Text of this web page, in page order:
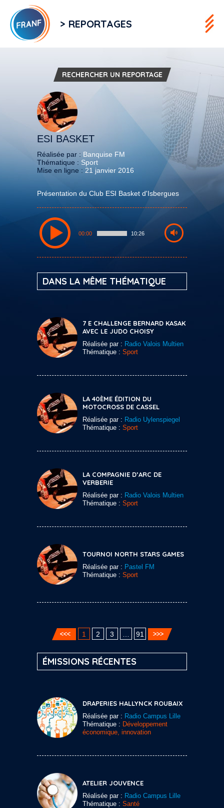
> REPORTAGES
RECHERCHER UN REPORTAGE
ESI BASKET
Réalisée par : Banquise FM
Thématique : Sport
Mise en ligne : 21 janvier 2016
Présentation du Club ESI Basket d'Isbergues
00:00 10:26
DANS LA MÊME THÉMATIQUE
7 E CHALLENGE BERNARD KASAK
AVEC LE JUDO CHOISY
Réalisée par : Radio Valois Multien
Thématique : Sport
LA 40ÈME ÉDITION DU
MOTOCROSS DE CASSEL
Réalisée par : Radio Uylenspiegel
Thématique : Sport
LA COMPAGNIE D’ARC DE
VERBERIE
Réalisée par : Radio Valois Multien
Thématique : Sport
TOURNOI NORTH STARS GAMES
Réalisée par : Pastel FM
Thématique : Sport
1 2 3 91
ÉMISSIONS RÉCENTES
DRAPERIES HALLYNCK ROUBAIX
Réalisée par : Radio Campus Lille
Thématique : Développement
économique, innovation
ATELIER JOUVENCE
Réalisée par : Radio Campus Lille
Thématique : Santé